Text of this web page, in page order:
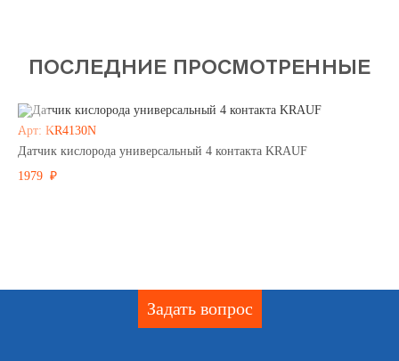
ПОСЛЕДНИЕ ПРОСМОТРЕННЫЕ
Арт: KR4130N
Датчик кислорода универсальный 4 контакта KRAUF
1979 ₽
Задать вопрос